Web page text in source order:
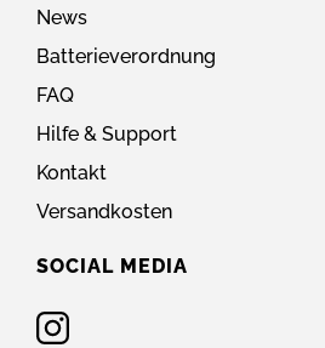
News
Batterieverordnung
FAQ
Hilfe & Support
Kontakt
Versandkosten
SOCIAL MEDIA